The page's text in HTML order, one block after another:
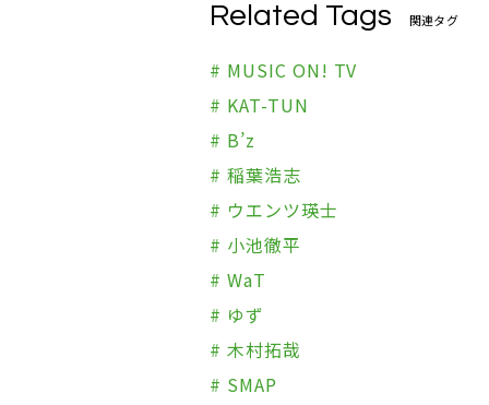
Related Tags 関連タグ
# MUSIC ON! TV
# KAT-TUN
# B’z
# 稲葉浩志
# ウエンツ瑛士
# 小池徹平
# WaT
# ゆず
# 木村拓哉
# SMAP